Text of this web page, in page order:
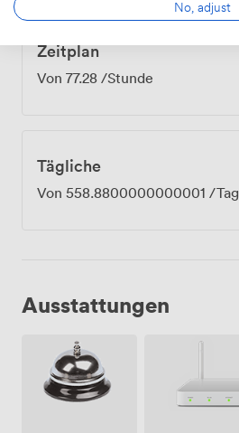
Zeitplan
Von 77.28 /Stunde
Tägliche
Von 558.8800000000001 /Tag
Ausstattungen
No, adjust